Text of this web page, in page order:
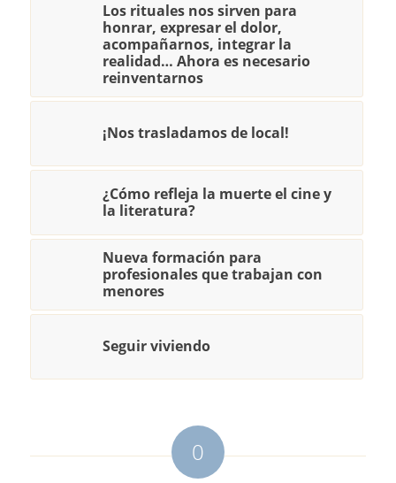
Los rituales nos sirven para
honrar, expresar el dolor,
acompañarnos, integrar la
realidad… Ahora es necesario
reinventarnos
¡Nos trasladamos de local!
¿Cómo refleja la muerte el cine y
la literatura?
Nueva formación para
profesionales que trabajan con
menores
Seguir viviendo
0